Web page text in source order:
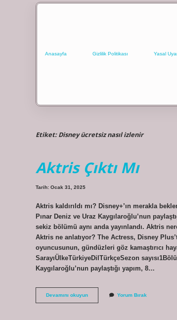
Anasayfa Gizlilik Politikası Yasal
Etiket:Disney ücretsiz nasıl izlenir
Aktris Çıktı Mı
Tarih: Ocak 31, 2025
Aktris kaldırıldı mı? Disney+’ın merakla
Pınar Deniz ve Uraz Kaygılaroğlu’nun
sekiz bölümü aynı anda yayınlandı. Aktris
Aktris ne anlatıyor? The Actress, Disney
oyuncusunun, gündüzleri göz kamaştırıcı
SarayıÜlkeTürkiyeDilTürkçeSezon
Kaygılaroğlu’nun paylaştığı yapım, 8…
Devamını okuyunAktris
Çıktı
Yorum Bırak